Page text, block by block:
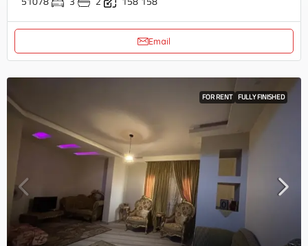
Email
FOR RENT FULLY FINISHED